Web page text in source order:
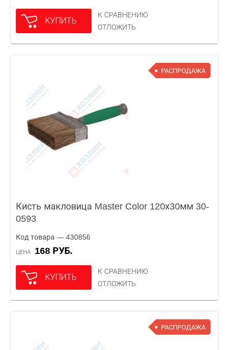
КУПИТЬ
К СРАВНЕНИЮ
ОТЛОЖИТЬ
РАСПРОДАЖА
Кисть макловица Master Color 120х30мм 30-
0593
Код товара — 430856
ЦЕНА 168 РУБ.
КУПИТЬ
К СРАВНЕНИЮ
ОТЛОЖИТЬ
РАСПРОДАЖА